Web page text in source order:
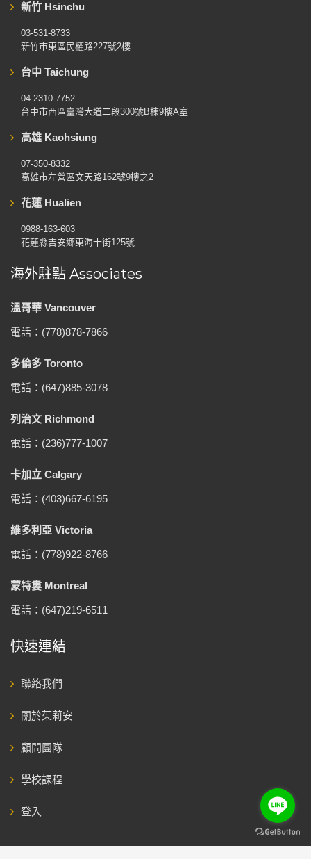
新竹 Hsinchu
03-531-8733
新竹市東區民權路227號2樓
台中 Taichung
04-2310-7752
台中市西區臺灣大道二段300號B棟9樓A室
高雄 Kaohsiung
07-350-8332
高雄市左營區文天路162號9樓之2
花蓮 Hualien
0988-163-603
花蓮縣吉安鄉東海十街125號
海外駐點 Associates
溫哥華 Vancouver
電話：(778)878-7866
多倫多 Toronto
電話：(647)885-3078
列治文 Richmond
電話：(236)777-1007
卡加立 Calgary
電話：(403)667-6195
維多利亞 Victoria
電話：(778)922-8766
蒙特婁 Montreal
電話：(647)219-6511
快速連結
聯絡我們
關於茱莉安
顧問團隊
學校課程
登入